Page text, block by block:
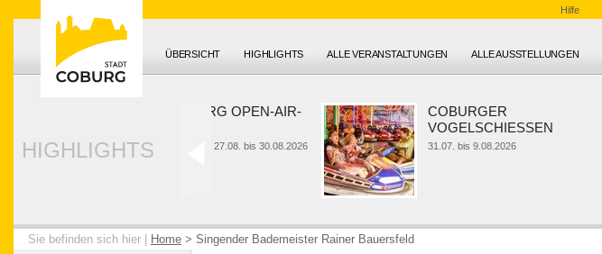
Hilfe
ÜBERSICHT HIGHLIGHTS ALLE VERANSTALTUNGEN ALLE AUSSTELLUNGEN
HIGHLIGHTS
HUK-COBURG OPEN-AIR-
26. bis 28.06. und 27.08. bis 30.08.2026
COBURGER
VOGELSCHIESSEN
31.07. bis 9.08.2026
Sie befinden sich hier | Home > Singender Bademeister Rainer Bauersfeld